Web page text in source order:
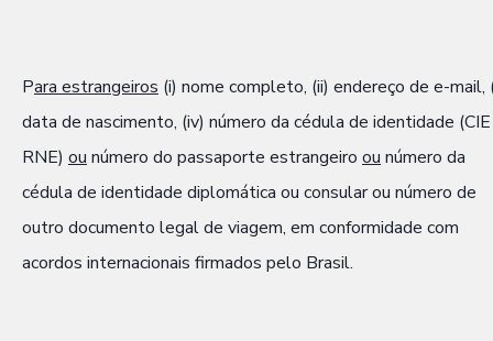
Para estrangeiros (i) nome completo, (ii) endereço de e-mail,
data de nascimento, (iv) número da cédula de identidade
RNE) ou número do passaporte estrangeiro ou número da
cédula de identidade diplomática ou consular ou número de
outro documento legal de viagem, em conformidade com
acordos internacionais firmados pelo Brasil.